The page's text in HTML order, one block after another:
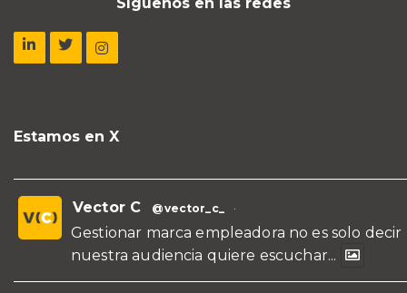
Estamos en X
Vector C @vector_c_ ·
Gestionar marca empleadora no es solo
nuestra audiencia quiere escuchar...